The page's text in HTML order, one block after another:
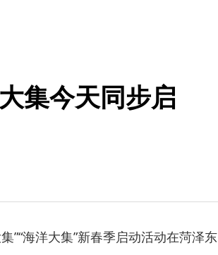
集今天同步启
”“海洋大集”新春季启动活动在菏泽东